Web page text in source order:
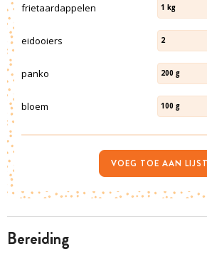
bereiding
frietaardappelen 1 kg
eidooiers 2
panko 200 g
bloem 100 g
VOEG TOE AAN LIJST